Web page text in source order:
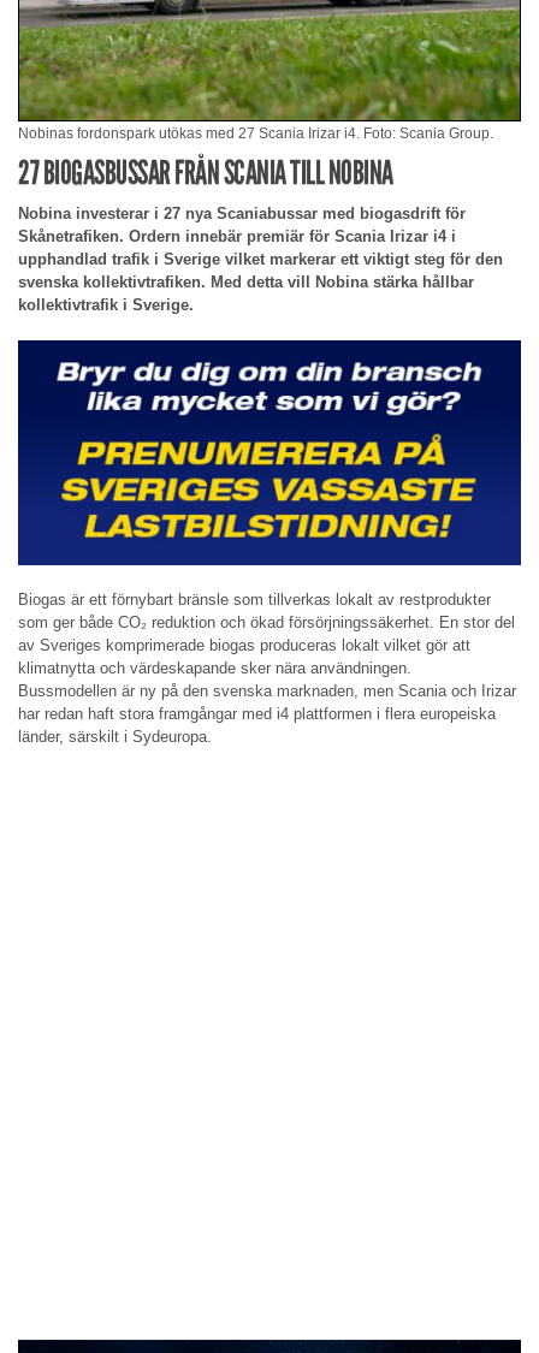
Nobinas fordonspark utökas med 27 Scania Irizar i4. Foto: Scania Group.
27 BIOGASBUSSAR FRÅN SCANIA TILL NOBINA
Nobina investerar i 27 nya Scaniabussar med biogasdrift för
Skånetrafiken. Ordern innebär premiär för Scania Irizar i4 i
upphandlad trafik i Sverige vilket markerar ett viktigt steg för den
svenska kollektivtrafiken. Med detta vill Nobina stärka hållbar
kollektivtrafik i Sverige.
Biogas är ett förnybart bränsle som tillverkas lokalt av restprodukter
som ger både CO₂ reduktion och ökad försörjningssäkerhet. En stor del
av Sveriges komprimerade biogas produceras lokalt vilket gör att
klimatnytta och värdeskapande sker nära användningen.
Bussmodellen är ny på den svenska marknaden, men Scania och Irizar
har redan haft stora framgångar med i4 plattformen i flera europeiska
länder, särskilt i Sydeuropa.